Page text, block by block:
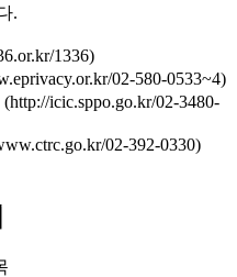
.
1336)
02-580-0533~4)
icic.sppo.go.kr/02-3480-
02-392-0330)